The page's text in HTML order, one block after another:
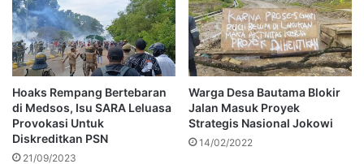
Hoaks Rempang Bertebaran
di Medsos, Isu SARA Leluasa
Provokasi Untuk
Diskreditkan PSN
21/09/2023
Warga Desa Bautama Blokir
Jalan Masuk Proyek
Strategis Nasional Jokowi
14/02/2022